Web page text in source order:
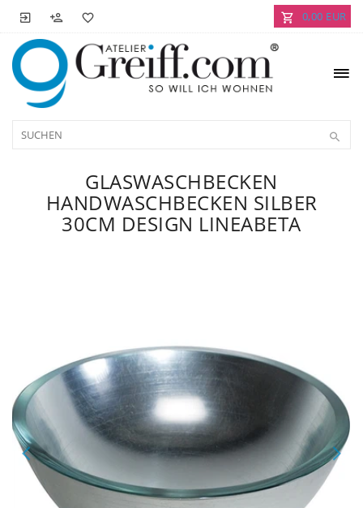
0,00 EUR
GLASWASCHBECKEN
HANDWASCHBECKEN SILBER
30CM DESIGN LINEABETA